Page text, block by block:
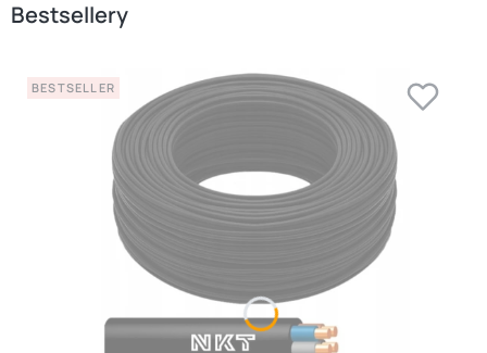
Bestsellery
BESTSELLER